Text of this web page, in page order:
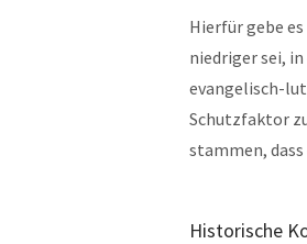
Hierfür gebe
niedriger sei,
evangelisch-
Schutzfaktor
stammen, dass
Historische